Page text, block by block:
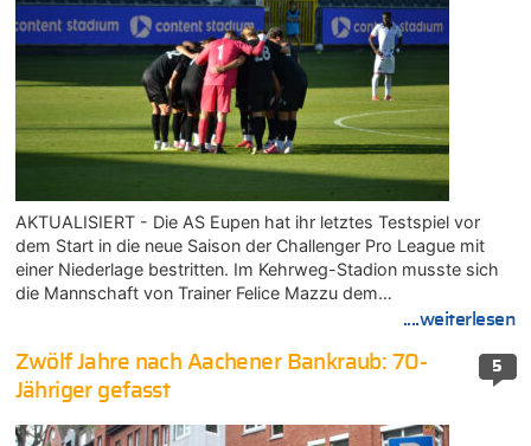
AKTUALISIERT - Die AS Eupen hat ihr letztes Testspiel vor
dem Start in die neue Saison der Challenger Pro League mit
einer Niederlage bestritten. Im Kehrweg-Stadion musste sich
die Mannschaft von Trainer Felice Mazzu dem…
....weiterlesen
5
Zwölf Jahre nach Aachener Bankraub: 70-
Jähriger gefasst